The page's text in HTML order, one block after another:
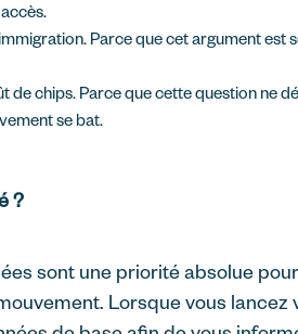
Parce que cet argument est
de chips. Parce que cette question ne
se bat.
?
sont une priorité absolue
Lorsque vous